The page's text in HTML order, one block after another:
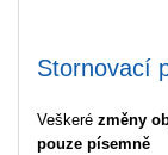
Stornovací
Veškeré změny
pouze písemně